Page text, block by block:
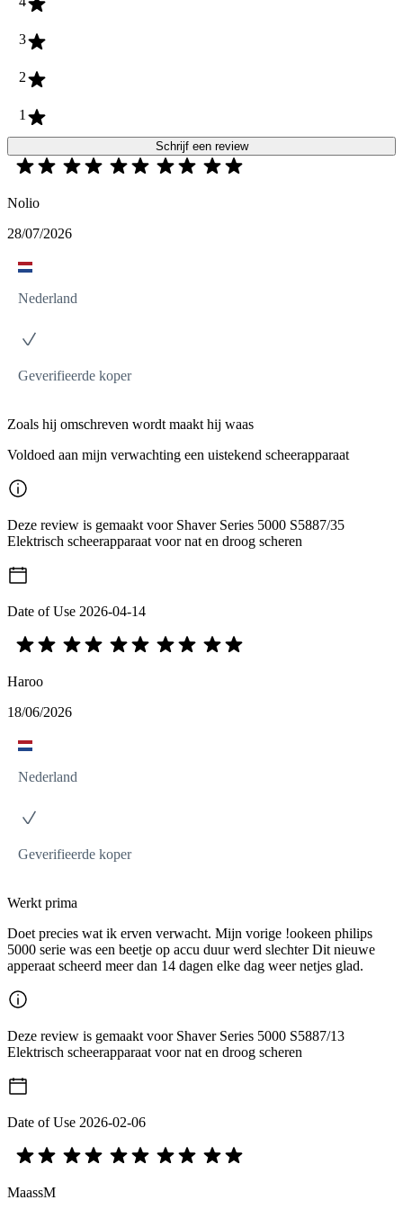
3
2
1
Schrijf een review
Nolio
28/07/2026
Nederland
Geverifieerde koper
Zoals hij omschreven wordt maakt hij waas
Voldoed aan mijn verwachting een uistekend scheerapparaat
Deze review is gemaakt voor Shaver Series 5000 S5887/35
Elektrisch scheerapparaat voor nat en droog scheren
Date of Use 2026-04-14
Haroo
18/06/2026
Nederland
Geverifieerde koper
Werkt prima
Doet precies wat ik erven verwacht. Mijn vorige !ookeen philips
5000 serie was een beetje op accu duur werd slechter Dit nieuwe
apperaat scheerd meer dan 14 dagen elke dag weer netjes glad.
Deze review is gemaakt voor Shaver Series 5000 S5887/13
Elektrisch scheerapparaat voor nat en droog scheren
Date of Use 2026-02-06
MaassM